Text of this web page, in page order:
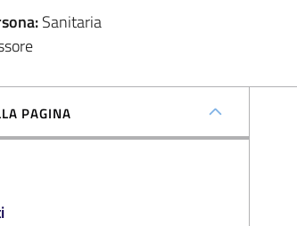
:Sanitaria
PAGINA